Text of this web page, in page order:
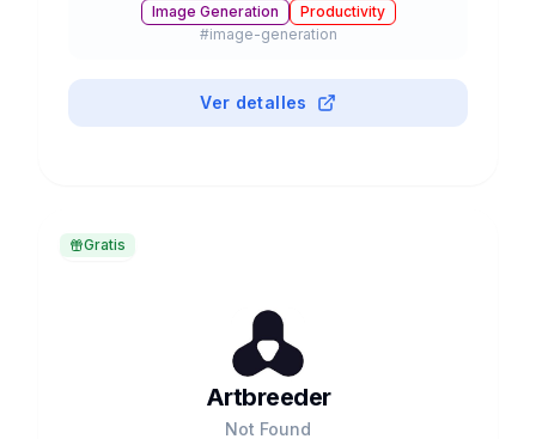
Image Generation
Productivity
#image-generation
Ver detalles
Gratis
Artbreeder
Not Found